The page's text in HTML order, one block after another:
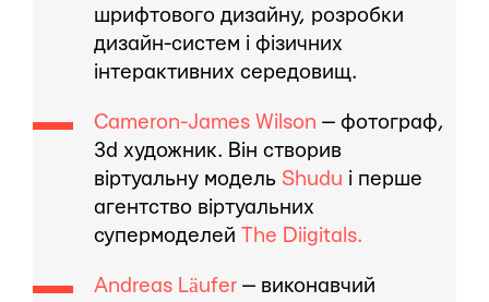
шрифтового дизайну, розробки
дизайн-систем і фізичних
інтерактивних середовищ.
Cameron-James Wilson — фотограф,
3d художник. Він створив
віртуальну модель Shudu і перше
агентство віртуальних
супермоделей
The Diigitals.
Andreas Läufer — виконавчий